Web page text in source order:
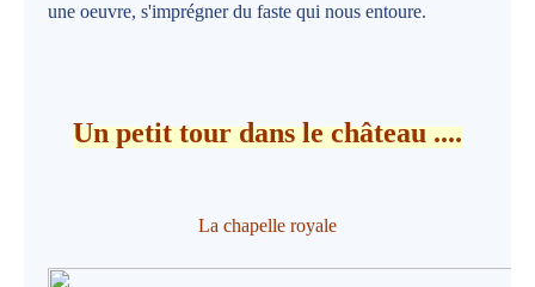
une oeuvre, s'imprégner du faste qui nous entoure.
Un petit tour dans le château ....
La chapelle royale